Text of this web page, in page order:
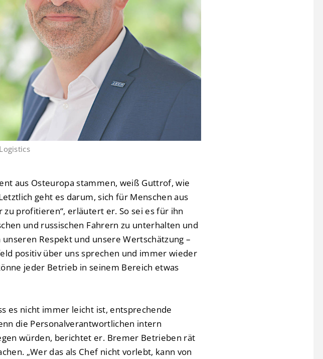
aus Osteuropa stammen, weiß Guttrof, wie
geht es darum, sich für Menschen aus
profitieren“, erläutert er. So sei es für ihn
und russischen Fahrern zu unterhalten und
Respekt und unsere Wertschätzung –
positiv über uns sprechen und immer wieder
jeder Betrieb in seinem Bereich etwas
es nicht immer leicht ist, entsprechende
die Personalverantwortlichen intern
würden, berichtet er. Bremer Betrieben rät
„Wer das als Chef nicht vorlebt, kann von